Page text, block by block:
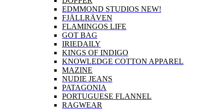
EDMMOND STUDIOS NEW!
FJÄLLRÄVEN
FLAMINGOS LIFE
GOT BAG
IRIEDAILY
KINGS OF INDIGO
KNOWLEDGE COTTON APPAREL
MAZINE
NUDIE JEANS
PATAGONIA
PORTUGUESE FLANNEL
RAGWEAR